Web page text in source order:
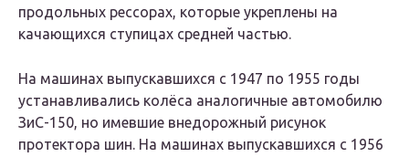
продольных рессорах, которые укреплены на
качающихся ступицах средней частью.
На машинах выпускавшихся с 1947 по 1955 годы
устанавливались колёса аналогичные автомобилю
ЗиС-150, но имевшие внедорожный рисунок
протектора шин. На машинах выпускавшихся с 1956